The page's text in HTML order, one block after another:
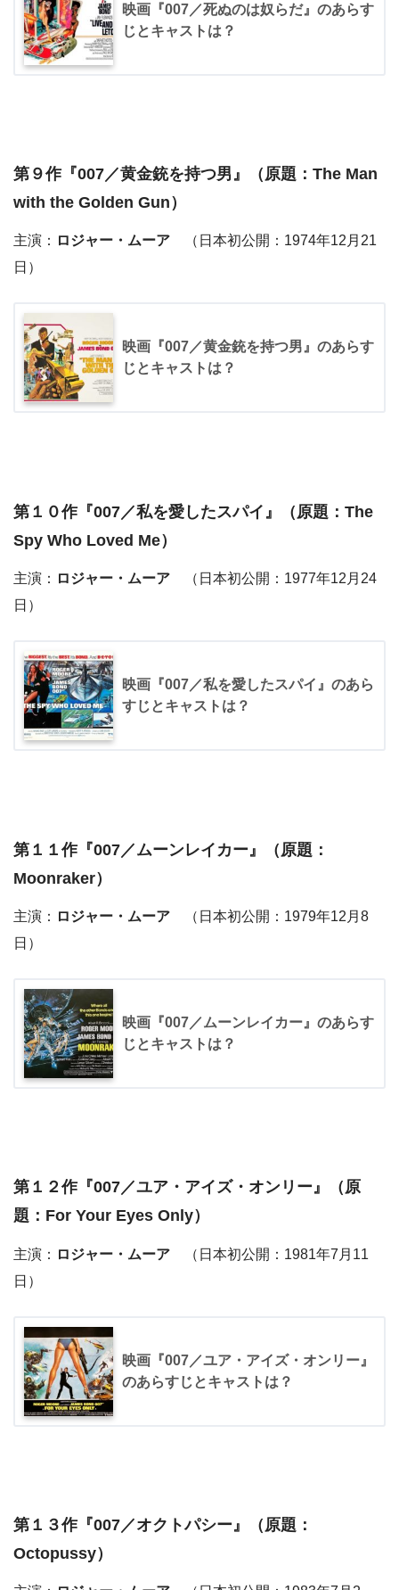
映画『007／死ぬのは奴らだ』のあらす
じとキャストは？
第９作『007／黄金銃を持つ男 』（原題：The Man
with the Golden Gun）
主演： ロジャー・ムーア （日本初公開：1974年12月21
日）
映画『007／黄金銃を持つ男』のあらす
じとキャストは？
第１０作『007／私を愛したスパイ 』（原題：The
Spy Who Loved Me）
主演： ロジャー・ムーア （日本初公開：1977年12月24
日）
映画『007／私を愛したスパイ』のあら
すじとキャストは？
第１１作『007／ムーンレイカー 』（原題：
Moonraker）
主演： ロジャー・ムーア （日本初公開：1979年12月8
日）
映画『007／ムーンレイカー』のあらす
じとキャストは？
第１２作『007／ユア・アイズ・オンリー』（原
題：For Your Eyes Only）
主演： ロジャー・ムーア （日本初公開：1981年7月11
日）
映画『007／ユア・アイズ・オンリー』
のあらすじとキャストは？
第１３作『007／オクトパシー』（原題：
Octopussy）